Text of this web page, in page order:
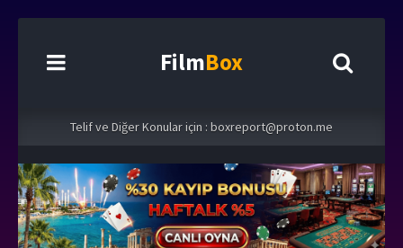
FilmBox
Telif ve Diğer Konular için : boxreport@proton.me